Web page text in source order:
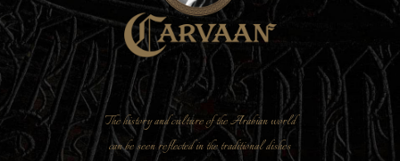
The history and culture of the Arabian world
can be seen reflected in the traditional dishes